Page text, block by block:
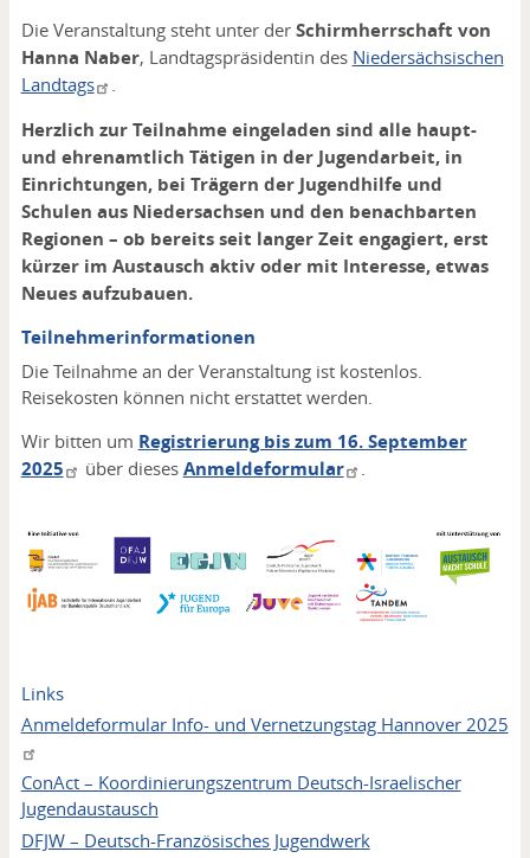
Die Veranstaltung steht unter der Schirmherrschaft von
Hanna Naber, Landtagspräsidentin des Niedersächsischen
Landtags
.
Herzlich zur Teilnahme eingeladen sind alle haupt-
und ehrenamtlich Tätigen in der Jugendarbeit, in
Einrichtungen, bei Trägern der Jugendhilfe und
Schulen aus Niedersachsen und den benachbarten
Regionen – ob bereits seit langer Zeit engagiert, erst
kürzer im Austausch aktiv oder mit Interesse, etwas
Neues aufzubauen.
Teilnehmerinformationen
Die Teilnahme an der Veranstaltung ist kostenlos.
Reisekosten können nicht erstattet werden.
Wir bitten um Registrierung bis zum 16. September
2025
über dieses Anmeldeformular .
Links
Anmeldeformular Info- und Vernetzungstag Hannover 2025
ConAct – Koordinierungszentrum Deutsch-Israelischer
Jugendaustausch
DFJW – Deutsch-Französisches Jugendwerk